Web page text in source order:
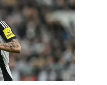
до смрт пред својот дом – цела
што се чекаше со недели: